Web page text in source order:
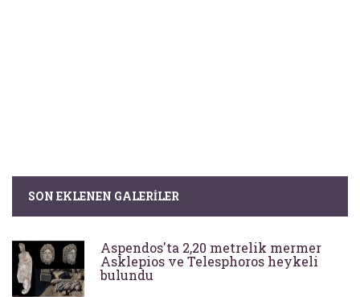
SON EKLENEN GALERILER
Aspendos'ta 2,20 metrelik mermer
Asklepios ve Telesphoros heykeli
bulundu